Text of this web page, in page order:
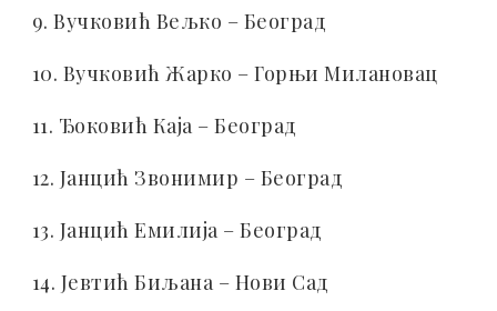
9. Вучковић Вељко – Београд
10. Вучковић Жарко – Горњи Милановац
11. Ђоковић Каја – Београд
12. Јанцић Звонимир – Београд
13. Јанцић Емилија – Београд
14. Јевтић Биљана – Нови Сад